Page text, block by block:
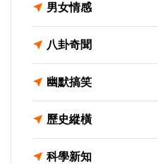
男女情感
八卦奇聞
幽默搞笑
歷史縱橫
科學新知